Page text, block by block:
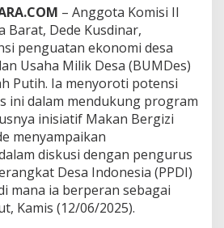
k
a
n
B
e
r
g
z
i
G
r
i
– Anggota Komisi II
Barat, Dede Kusdinar,
penguatan ekonomi desa
Usaha Milik Desa (BUMDes)
Putih. Ia menyoroti potensi
ini dalam mendukung program
inisiatif Makan Bergizi
menyampaikan
diskusi dengan pengurus
Desa Indonesia (PPDI)
mana ia berperan sebagai
Kamis (12/06/2025).